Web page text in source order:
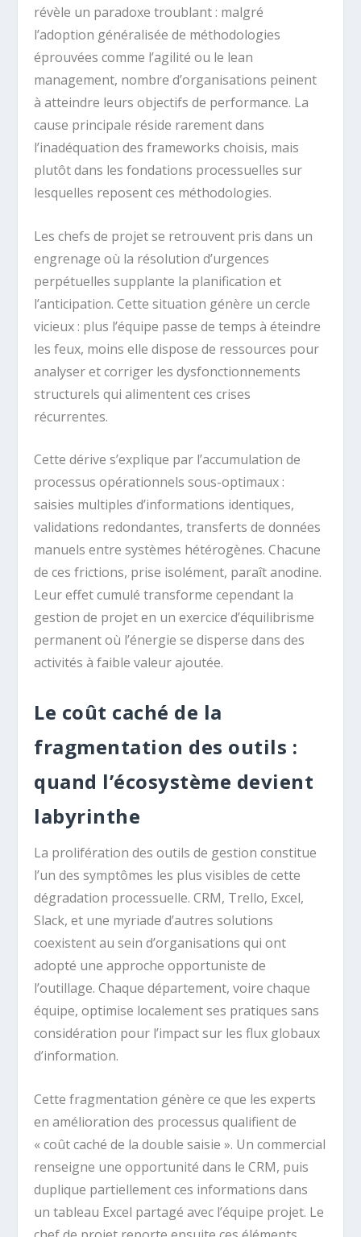
révèle un paradoxe troublant : malgré
l’adoption généralisée de méthodologies
éprouvées comme l’agilité ou le lean
management, nombre d’organisations peinent
à atteindre leurs objectifs de performance. La
cause principale réside rarement dans
l’inadéquation des frameworks choisis, mais
plutôt dans les fondations processuelles sur
lesquelles reposent ces méthodologies.
Les chefs de projet se retrouvent pris dans un
engrenage où la résolution d’urgences
perpétuelles supplante la planification et
l’anticipation. Cette situation génère un cercle
vicieux : plus l’équipe passe de temps à éteindre
les feux, moins elle dispose de ressources pour
analyser et corriger les dysfonctionnements
structurels qui alimentent ces crises
récurrentes.
Cette dérive s’explique par l’accumulation de
processus opérationnels sous-optimaux :
saisies multiples d’informations identiques,
validations redondantes, transferts de données
manuels entre systèmes hétérogènes. Chacune
de ces frictions, prise isolément, paraît anodine.
Leur effet cumulé transforme cependant la
gestion de projet en un exercice d’équilibrisme
permanent où l’énergie se disperse dans des
activités à faible valeur ajoutée.
Le coût caché de la
fragmentation des outils :
quand l’écosystème devient
labyrinthe
La prolifération des outils de gestion constitue
l’un des symptômes les plus visibles de cette
dégradation processuelle. CRM, Trello, Excel,
Slack, et une myriade d’autres solutions
coexistent au sein d’organisations qui ont
adopté une approche opportuniste de
l’outillage. Chaque département, voire chaque
équipe, optimise localement ses pratiques sans
considération pour l’impact sur les flux globaux
d’information.
Cette fragmentation génère ce que les experts
en amélioration des processus qualifient de
« coût caché de la double saisie ». Un commercial
renseigne une opportunité dans le CRM, puis
duplique partiellement ces informations dans
un tableau Excel partagé avec l’équipe projet. Le